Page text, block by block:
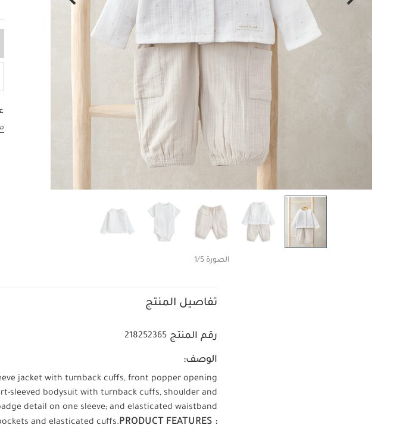
الصورة 1/5
تفاصيل المنتج
رقم المنتج 218252365
الوصف:
jacket with turnback cuffs, front popper opening
sleeved bodysuit with turnback cuffs, shoulder and
detail on one sleeve; and elasticated waistband
and elasticated cuffs.PRODUCT FEATURES :